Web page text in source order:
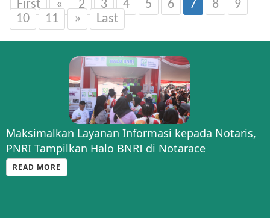
First « 2 3 4 5 6 7 8
9
10
11 » Last
Maksimalkan Layanan Informasi kepada Notaris,
PNRI Tampilkan Halo BNRI di Notarace
READ MORE